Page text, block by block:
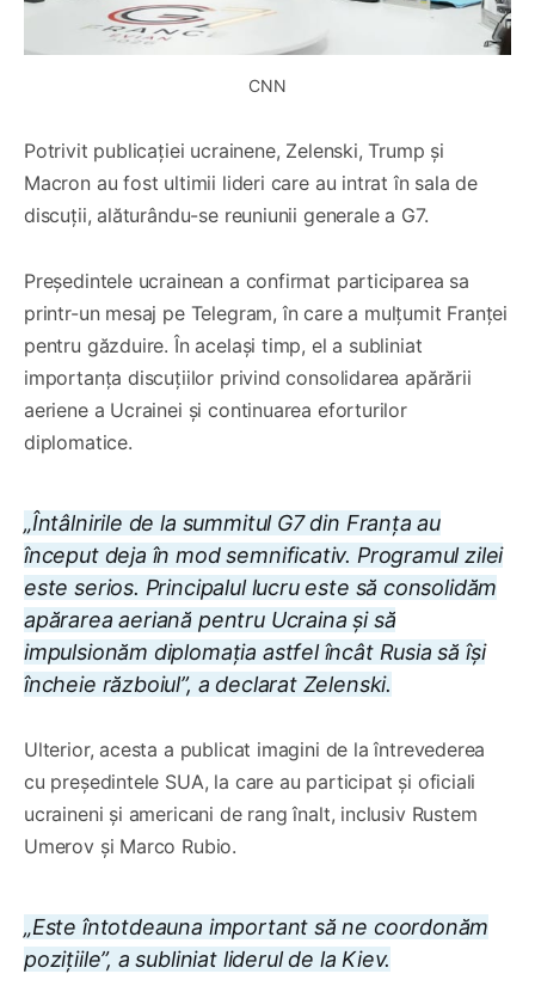
CNN
Potrivit publicației ucrainene, Zelenski, Trump și
Macron au fost ultimii lideri care au intrat în sala de
discuții, alăturându-se reuniunii generale a G7.
Președintele ucrainean a confirmat participarea sa
printr-un mesaj pe Telegram, în care a mulțumit Franței
pentru găzduire. În același timp, el a subliniat
importanța discuțiilor privind consolidarea apărării
aeriene a Ucrainei și continuarea eforturilor
diplomatice.
„Întâlnirile de la summitul G7 din Franța au
început deja în mod semnificativ. Programul zilei
este serios. Principalul lucru este să consolidăm
apărarea aeriană pentru Ucraina și să
impulsionăm diplomația astfel încât Rusia să își
încheie războiul”, a declarat Zelenski.
Ulterior, acesta a publicat imagini de la întrevederea
cu președintele SUA, la care au participat și oficiali
ucraineni și americani de rang înalt, inclusiv Rustem
Umerov și Marco Rubio.
„Este întotdeauna important să ne coordonăm
pozițiile”, a subliniat liderul de la Kiev.